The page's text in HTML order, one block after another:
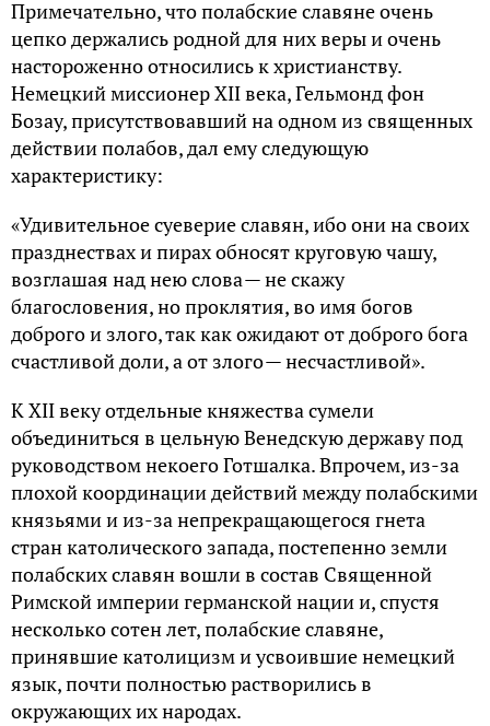
Примечательно, что полабские славяне очень
цепко держались родной для них веры и очень
настороженно относились к христианству.
Немецкий миссионер XII века, Гельмонд фон
Бозау, присутствовавший на одном из священных
действии полабов, дал ему следующую
характеристику:
«Удивительное суеверие славян, ибо они на своих
празднествах и пирах обносят круговую чашу,
возглашая над нею слова — не скажу
благословения, но проклятия, во имя богов
доброго и злого, так как ожидают от доброго бога
счастливой доли, а от злого — несчастливой».
К XII веку отдельные княжества сумели
объединиться в цельную Венедскую державу под
руководством некоего Готшалка. Впрочем, из-за
плохой координации действий между полабскими
князьями и из-за непрекращающегося гнета
стран католического запада, постепенно земли
полабских славян вошли в состав Священной
Римской империи германской нации и, спустя
несколько сотен лет, полабские славяне,
принявшие католицизм и усвоившие немецкий
язык, почти полностью растворились в
окружающих их народах.